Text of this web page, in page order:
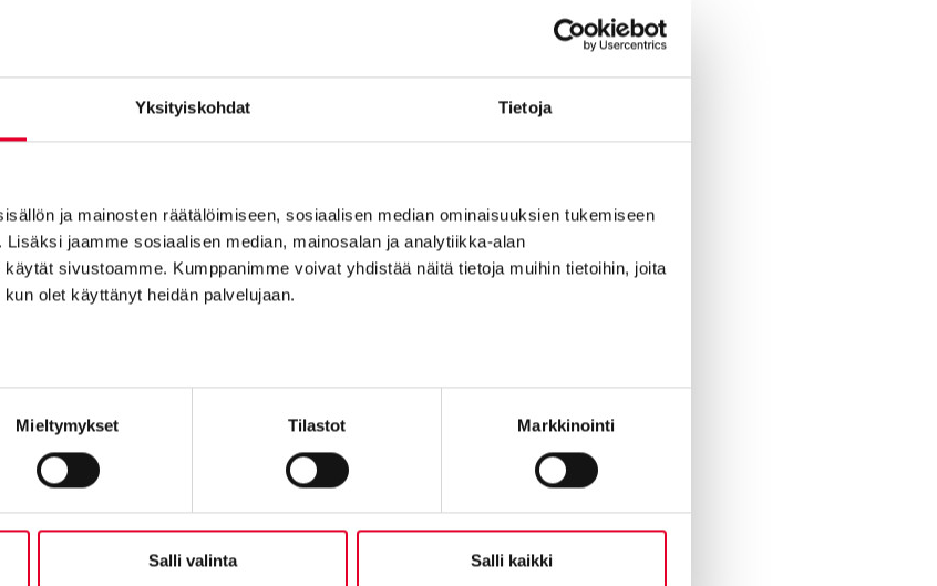
Yksityiskohdat Tietoja
ja mainosten räätälöimiseen, sosiaalisen median ominaisuuksien tukemiseen
jaamme sosiaalisen median, mainosalan ja analytiikka-alan
sivustoamme. Kumppanimme voivat yhdistää näitä tietoja muihin tietoihin, joita
olet käyttänyt heidän palvelujaan.
Mieltymykset Tilastot Markkinointi
Salli valinta Salli kaikki
Näin taloyhtiön ovi- ja
ikkunaremontti parantaa
asumismukavuutta –
28.04.2026
Vanha koulurakennus sai uuden
elämän – ikkuna- ja oviremontti